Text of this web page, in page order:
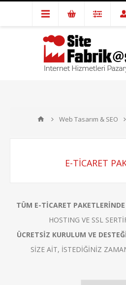
Web Tasarım & SEO
E-TICARET
TÜM E-TİCARET
HOSTING VE SSL
ÜCRETSİZ KURULUM VE
SİZE AİT, İSTEDİĞİNİZ